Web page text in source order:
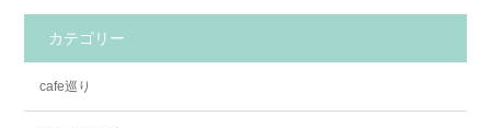
カテゴリー
cafe巡り